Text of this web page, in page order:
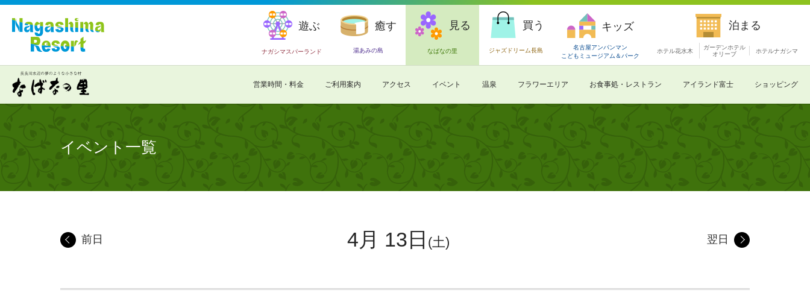
遊ぶ
ナガシマスパーランド
癒す
湯あみの島
見る
なばなの里
買う
ジャズドリーム長島
キッズ
名古屋アンパンマン
こどもミュージアム ＆パーク
泊まる
ホテル花水木
ガーデンホテル
オリーブ
ホテルナガシマ
営業時間・料金 ご利用案内 アクセス イベント 温泉 フラワーエリア お食事処・レストラン アイランド富士 ショッピング
イベント一覧
4月 13日 (土)
前日 翌日